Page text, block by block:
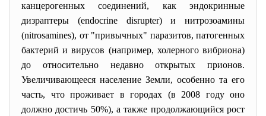
канцерогенных соединений, как эндокринные
дизраптеры (endocrine disrupter) и нитрозоамины
(nitrosamines), от "привычных" паразитов, патогенных
бактерий и вирусов (например, холерного вибриона)
до относительно недавно открытых прионов.
Увеличивающееся население Земли, особенно та его
часть, что проживает в городах (в 2008 году оно
должно достичь 50%), а также продолжающийся рост